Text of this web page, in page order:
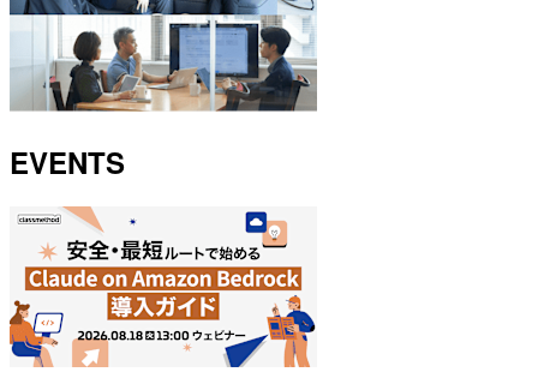
EVENTS